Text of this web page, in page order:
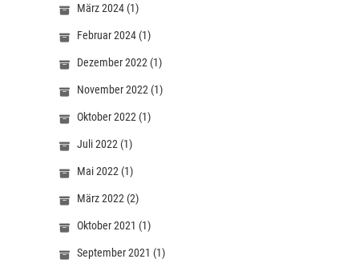
März 2024 (1)
Februar 2024 (1)
Dezember 2022 (1)
November 2022 (1)
Oktober 2022 (1)
Juli 2022 (1)
Mai 2022 (1)
März 2022 (2)
Oktober 2021 (1)
September 2021 (1)